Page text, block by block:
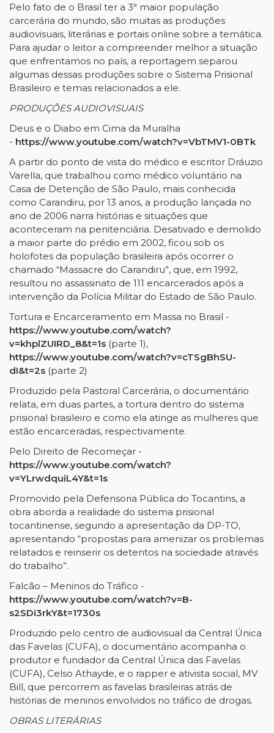
Pelo fato de o Brasil ter a 3ª maior população
carcerária do mundo, são muitas as produções
audiovisuais, literárias e portais online sobre a temática.
Para ajudar o leitor a compreender melhor a situação
que enfrentamos no país, a reportagem separou
algumas dessas produções sobre o Sistema Prisional
Brasileiro e temas relacionados a ele.
PRODUÇÕES AUDIOVISUAIS
Deus e o Diabo em Cima da Muralha
- https://www.youtube.com/watch?v=VbTMV1-0BTk
A partir do ponto de vista do médico e escritor Dráuzio
Varella, que trabalhou como médico voluntário na
Casa de Detenção de São Paulo, mais conhecida
como Carandiru, por 13 anos, a produção lançada no
ano de 2006 narra histórias e situações que
aconteceram na penitenciária. Desativado e demolido
a maior parte do prédio em 2002, ficou sob os
holofotes da população brasileira após ocorrer o
chamado “Massacre do Carandiru”, que, em 1992,
resultou no assassinato de 111 encarcerados após a
intervenção da Polícia Militar do Estado de São Paulo.
Tortura e Encarceramento em Massa no Brasil -
https://www.youtube.com/watch?
v=khplZUIRD_8&t=1s (parte 1),
https://www.youtube.com/watch?v=cTSgBhSU-
dI&t=2s (parte 2)
Produzido pela Pastoral Carcerária, o documentário
relata, em duas partes, a tortura dentro do sistema
prisional brasileiro e como ela atinge as mulheres que
estão encarceradas, respectivamente.
Pelo Direito de Recomeçar -
https://www.youtube.com/watch?
v=YLrwdquiL4Y&t=1s
Promovido pela Defensoria Pública do Tocantins, a
obra aborda a realidade do sistema prisional
tocantinense, segundo a apresentação da DP-TO,
apresentando “propostas para amenizar os problemas
relatados e reinserir os detentos na sociedade através
do trabalho”.
Falcão – Meninos do Tráfico -
https://www.youtube.com/watch?v=B-
s2SDi3rkY&t=1730s
Produzido pelo centro de audiovisual da Central Única
das Favelas (CUFA), o documentário acompanha o
produtor e fundador da Central Única das Favelas
(CUFA), Celso Athayde, e o rapper e ativista social, MV
Bill, que percorrem as favelas brasileiras atrás de
histórias de meninos envolvidos no tráfico de drogas.
OBRAS LITERÁRIAS